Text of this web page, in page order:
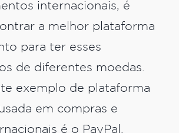
internacionais, é
a melhor plataforma
para ter esses
de diferentes moedas.
exemplo de plataforma
em compras e
é o PayPal.